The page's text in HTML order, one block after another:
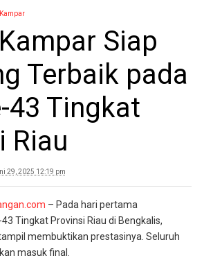
Siap
Terbaik pada
43 Tingkat
Riau
29, 2025 12:19 pm
– Pada hari pertama
Tingkat Provinsi Riau di Bengkalis,
membuktikan prestasinya. Seluruh
masuk final.